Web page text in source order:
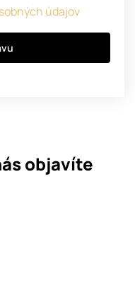
údajov
objavíte